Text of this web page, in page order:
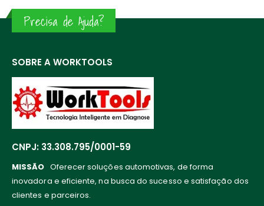
Precisa de Ajuda?
SOBRE A WORKTOOLS
CNPJ: 33.308.795/0001-59
MISSÃO Oferecer soluções automotivas, de forma
inovadora e eficiente, na busca do sucesso e satisfação dos
clientes e parceiros.